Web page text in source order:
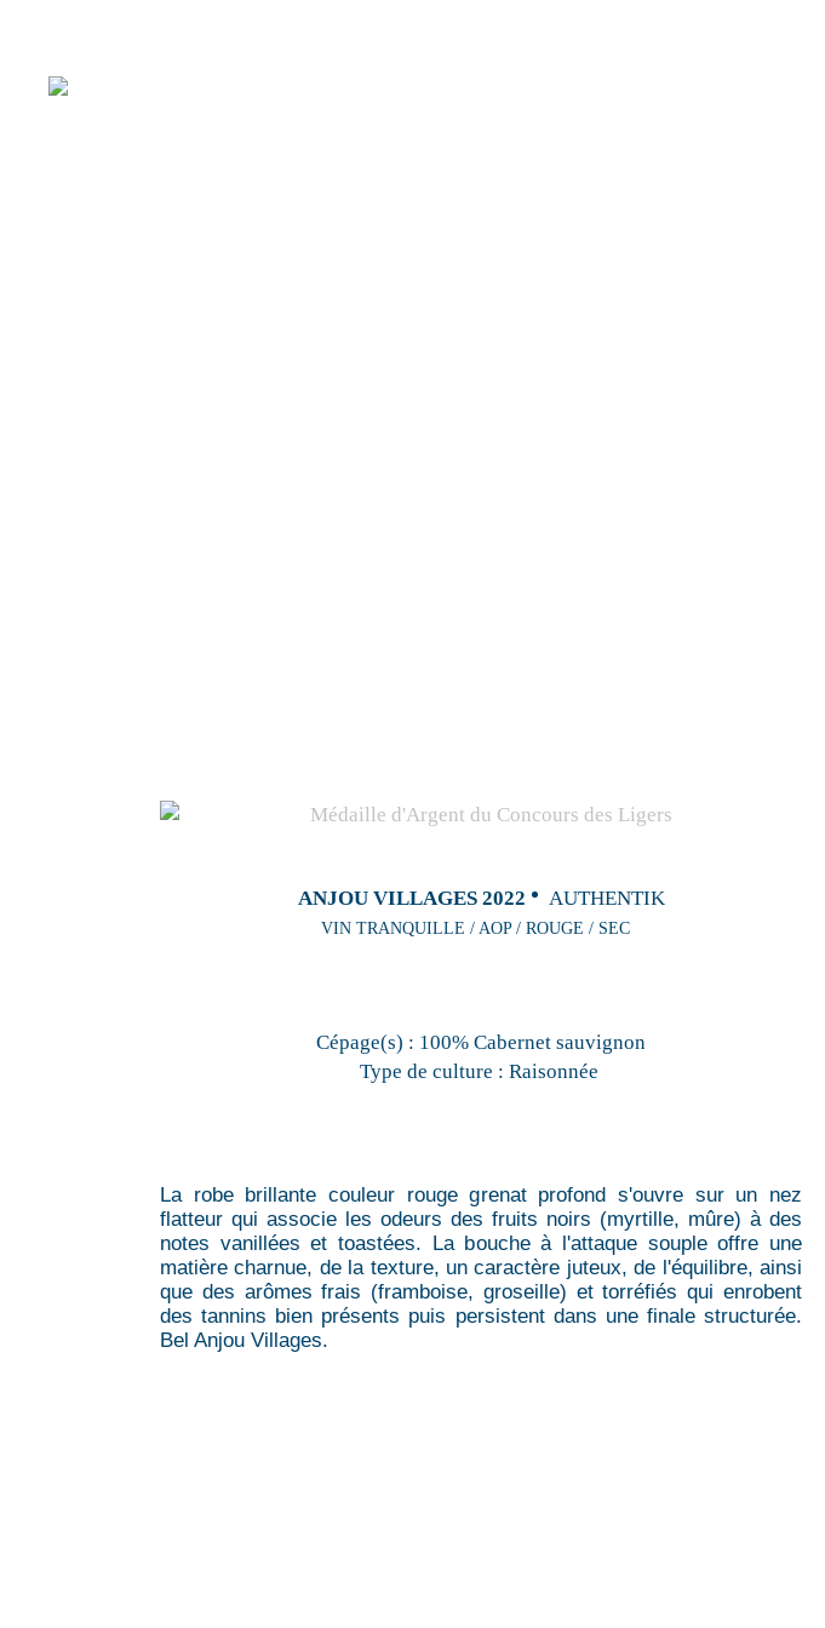
ANJOU VILLAGES 2022 AUTHENTIK
VIN TRANQUILLE / AOP / ROUGE / SEC
Cépage(s) : 100% Cabernet sauvignon
Type de culture : Raisonnée
La robe brillante couleur rouge grenat profond s'ouvre sur un nez
flatteur qui associe les odeurs des fruits noirs (myrtille, mûre) à des
notes vanillées et toastées. La bouche à l'attaque souple offre une
matière charnue, de la texture, un caractère juteux, de l'équilibre, ainsi
que des arômes frais (framboise, groseille) et torréfiés qui enrobent
des tannins bien présents puis persistent dans une finale structurée.
Bel Anjou Villages.